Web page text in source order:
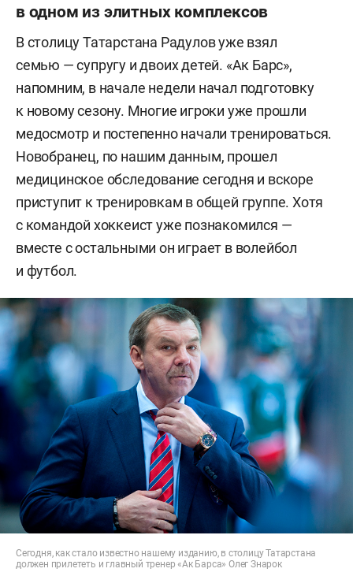
в одном из элитных комплексов
В столицу Татарстана Радулов уже взял
семью — супругу и двоих детей. «Ак Барс»,
напомним, в начале недели начал подготовку
к новому сезону. Многие игроки уже прошли
медосмотр и постепенно начали тренироваться.
Новобранец, по нашим данным, прошел
медицинское обследование сегодня и вскоре
приступит к тренировкам в общей группе. Хотя
с командой хоккеист уже познакомился —
вместе с остальными он играет в волейбол
и футбол.
Сегодня, как стало известно нашему изданию, в столицу Татарстана
должен прилететь и главный тренер «Ак Барса» Олег Знарок